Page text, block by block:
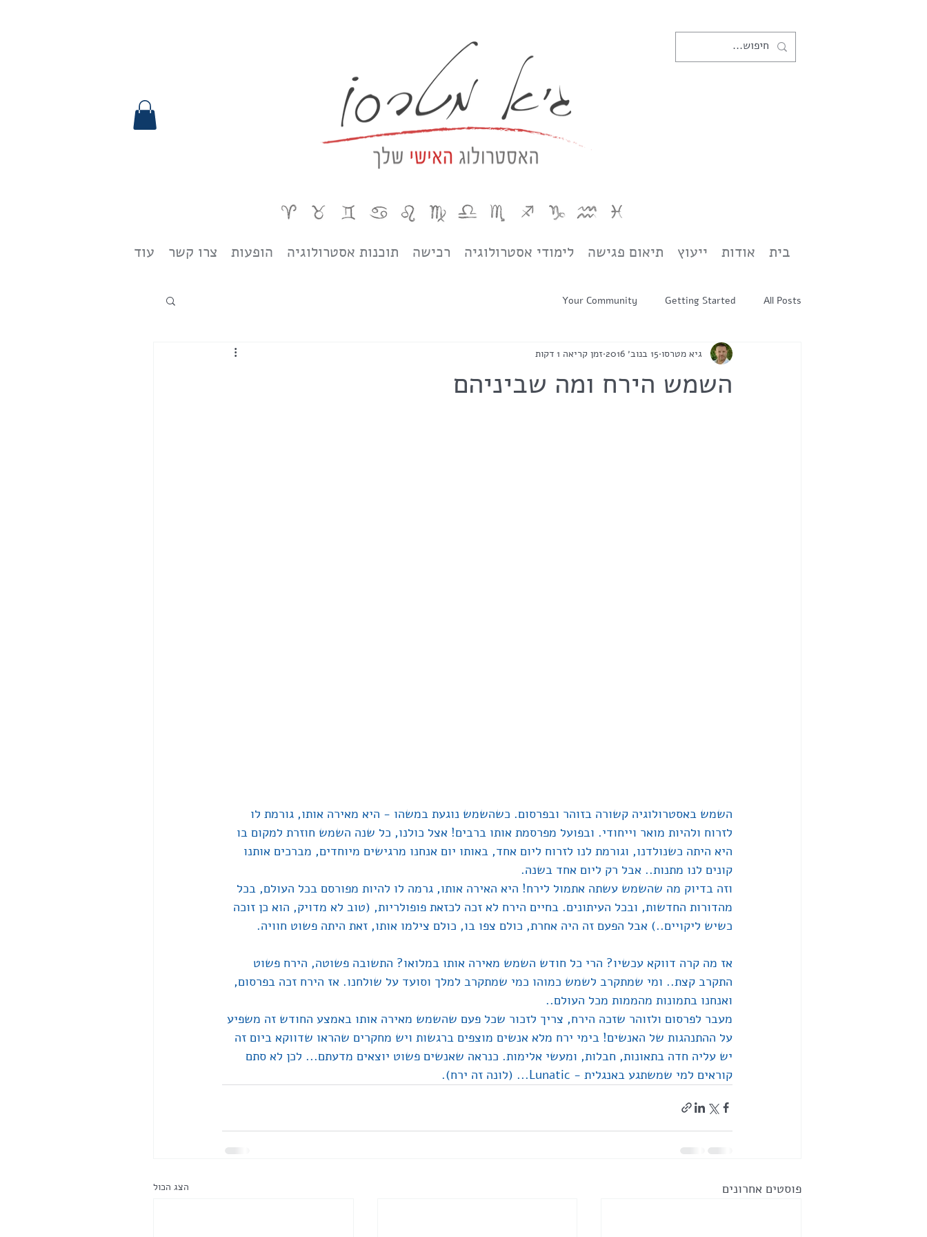
בית אודות ייעוץ תיאום פגישה לימודי אסטרולוגיה רכישה תוכנות אסטרולוגיה הופעות צרו קשר עוד
All Posts
Getting Started
Your Community
השמש הירח ומה שביניהם
גיא מטרסו 15 בנוב׳ 2016 זמן קריאה 1 דקות
השמש באסטרולוגיה קשורה בזוהר ובפרסום. כשהשמש נוגעת במשהו - היא מאירה אותו, גורמת לו
לזרוח ולהיות מואר וייחודי. ובפועל מפרסמת אותו ברבים! אצל כולנו, כל שנה השמש חוזרת למקום בו
היא היתה כשנולדנו, וגורמת לנו לזרוח ליום אחד, באותו יום אנחנו מרגישים מיוחדים, מברכים אותנו
קונים לנו מתנות.. אבל רק ליום אחד בשנה.
וזה בדיוק מה שהשמש עשתה אתמול לירח! היא האירה אותו, גרמה לו להיות מפורסם בכל העולם, בכל
מהדורות החדשות, ובכל העיתונים. בחיים הירח לא זכה לכזאת פופולריות, (טוב לא מדויק, הוא כן זוכה
כשיש ליקויים..) אבל הפעם זה היה אחרת, כולם צפו בו, כולם צילמו אותו, זאת היתה פשוט חוויה.
אז מה קרה דווקא עכשיו? הרי כל חודש השמש מאירה אותו במלואו? התשובה פשוטה, הירח פשוט
התקרב קצת.. ומי שמתקרב לשמש כמוהו כמי שמתקרב למלך וסועד על שולחנו. אז הירח זכה בפרסום,
ואנחנו בתמונות מהממות מכל העולם..
מעבר לפרסום ולזוהר שזכה הירח, צריך לזכור שכל פעם שהשמש מאירה אותו באמצע החודש זה משפיע
על ההתנהגות של האנשים! בימי ירח מלא אנשים מוצפים ברגשות ויש מחקרים שהראו שדווקא ביום זה
יש עליה חדה בתאונות, חבלות, ומעשי אלימות. כנראה שאנשים פשוט יוצאים מדעתם... לכן לא סתם
קוראים למי שמשתגע באנגלית - Lunatic... (לונה זה ירח).
פוסטים אחרונים הצג הכול